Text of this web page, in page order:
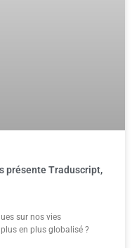
présente Traduscript,
sur nos vies
en plus globalisé ?